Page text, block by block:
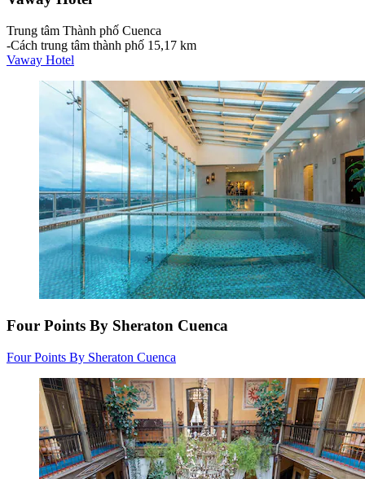
Trung tâm Thành phố Cuenca
‐Cách trung tâm thành phố 15,17 km
Vaway Hotel
Four Points By Sheraton Cuenca
Four Points By Sheraton Cuenca